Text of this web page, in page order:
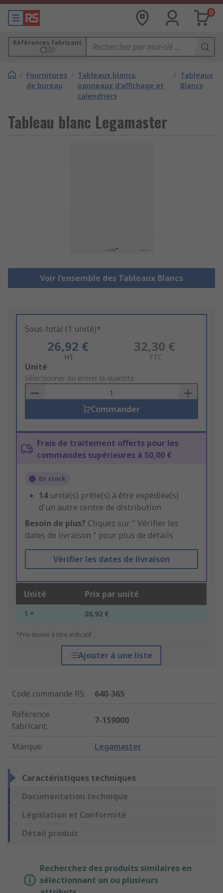
0
Références fabricant
/ Fournitures
de bureau
/ Tableaux blancs,
panneaux d'affichage et
calendriers
/ Tableaux
Blancs
Tableau blanc Legamaster
Voir l’ensemble des Tableaux Blancs
Sous-total (1 unité)*
26,92 €
HT
32,30 €
TTC
Add
to
Basket
Unité
Sélectionner ou entrer la quantité
Commander
Frais de traitement offerts pour les
commandes supérieures à 50,00 €
En stock
14 unité(s) prête(s) à être expédiée(s)
d'un autre centre de distribution
Besoin de plus? Cliquez sur " Vérifier les
dates de livraison " pour plus de détails
Vérifier les dates de livraison
Unité Prix par unité
1 + 26,92 €
*Prix donné à titre indicatif
Ajouter à une liste
Code commande RS:
640-365
Référence
fabricant:
7-159000
Marque: Legamaster
Caractéristiques techniques
Documentation technique
Législation et Conformité
Détail produit
Recherchez des produits similaires en
sélectionnant un ou plusieurs